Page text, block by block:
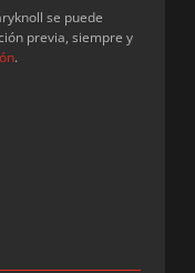
se puede
previa, siempre y
.